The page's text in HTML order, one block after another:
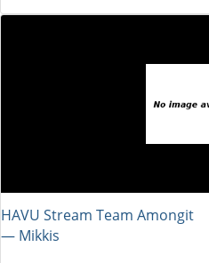
HAVU Stream Team Amongit
― Mikkis